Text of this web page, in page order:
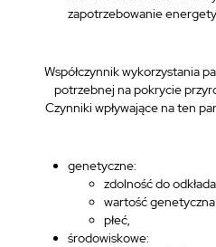
zapotrzebowanie
Współczynnik wykorzystania
potrzebnej na pokrycie
Czynniki wpływające na ten
genetyczne:
zdolność do
wartość
płeć,
środowiskowe: